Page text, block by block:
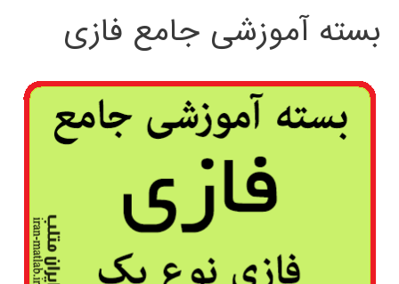
بسته آموزشی جامع فازی